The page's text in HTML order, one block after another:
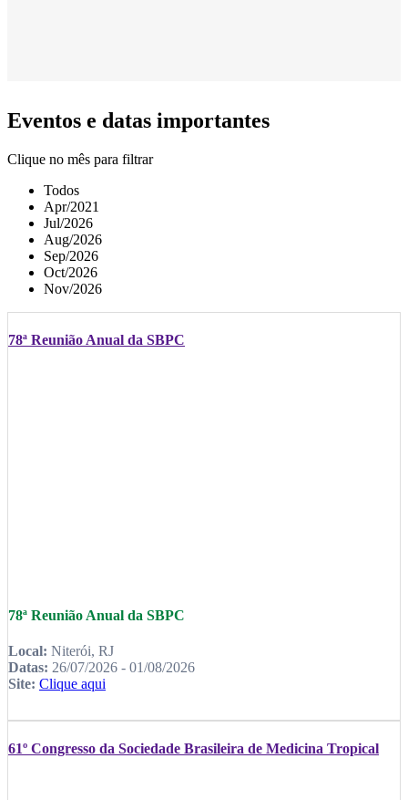
Eventos e datas importantes
Clique no mês para filtrar
Todos
Apr/2021
Jul/2026
Aug/2026
Sep/2026
Oct/2026
Nov/2026
78ª Reunião Anual da SBPC
78ª Reunião Anual da SBPC
Local: Niterói, RJ
Datas: 26/07/2026 - 01/08/2026
Site: Clique aqui
61º Congresso da Sociedade Brasileira de Medicina Tropical